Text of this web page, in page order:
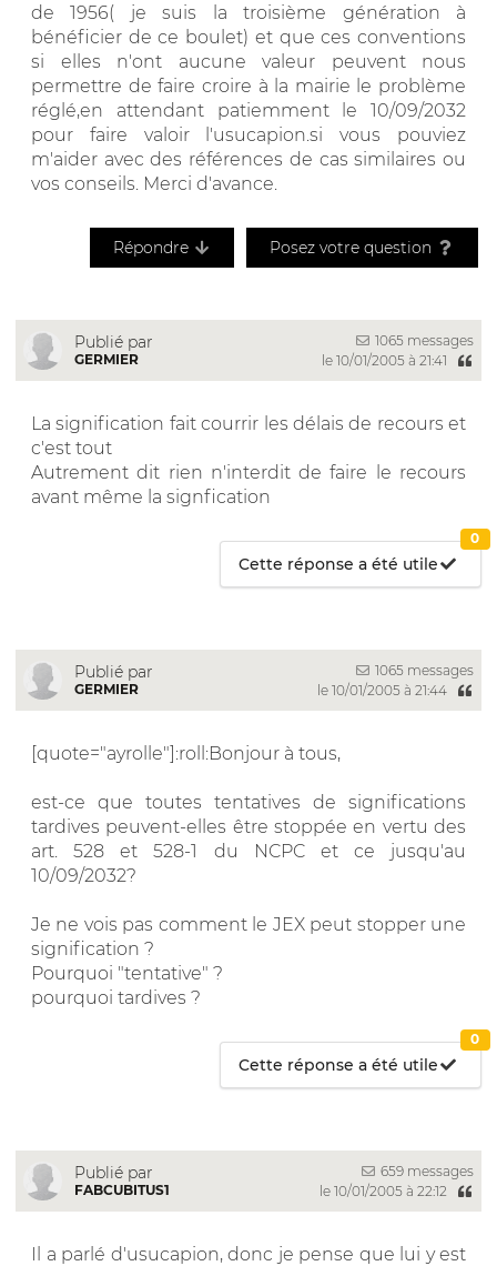
de 1956( je suis la troisième génération à
bénéficier de ce boulet) et que ces conventions
si elles n'ont aucune valeur peuvent nous
permettre de faire croire à la mairie le problème
réglé,en attendant patiemment le 10/09/2032
pour faire valoir l'usucapion.si vous pouviez
m'aider avec des références de cas similaires ou
vos conseils. Merci d'avance.
Répondre Posez votre question
Publié par
GERMIER
1065 messages
le 10/01/2005 à 21:41
La signification fait courrir les délais de recours et
c'est tout
Autrement dit rien n'interdit de faire le recours
avant même la signfication
Cette réponse a été utile
0
Publié par
GERMIER
1065 messages
le 10/01/2005 à 21:44
[quote="ayrolle"]:roll:Bonjour à tous,
est-ce que toutes tentatives de significations
tardives peuvent-elles être stoppée en vertu des
art. 528 et 528-1 du NCPC et ce jusqu'au
10/09/2032?
Je ne vois pas comment le JEX peut stopper une
signification ?
Pourquoi "tentative" ?
pourquoi tardives ?
Cette réponse a été utile
0
Publié par
FABCUBITUS1
659 messages
le 10/01/2005 à 22:12
Il a parlé d'usucapion, donc je pense que lui y est